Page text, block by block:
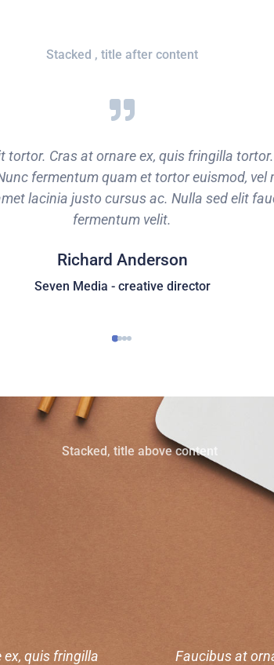
Stacked , title after content
Richard Anderson
Seven Media - creative director
tortor. Cras at ornare ex, quis fringilla
fermentum quam et tortor euismod, vel
lacinia justo cursus ac. Nulla sed elit
fermentum velit.
Stacked, title above content
quis fringilla
Faucibus at